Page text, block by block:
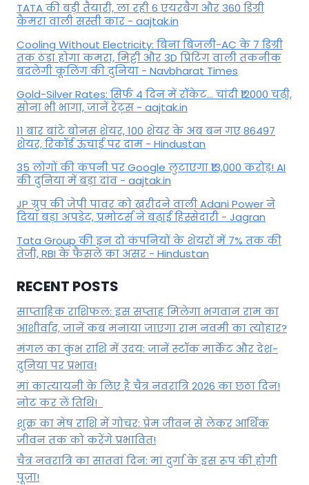
TATA की बड़ी तैयारी, ला रही 6 एयरबैग और 360 डिग्री
कैमरा वाली सस्ती कार - aajtak.in
Cooling Without Electricity: बिना बिजली-AC के 7 डिग्री
तक ठंडा होगा कमरा, मिट्टी और 3D प्रिंटिंग वाली तकनीक
बदलेगी कूलिंग की दुनिया - Navbharat Times
Gold-Silver Rates: सिर्फ 4 दिन में रॉकेट... चांदी ₹12000 चढ़ी,
सोना भी भागा, जानें रेट्स - aajtak.in
11 बार बांटे बोनस शेयर, 100 शेयर के अब बन गए 86497
शेयर, रिकॉर्ड ऊंचाई पर दाम - Hindustan
35 लोगों की कंपनी पर Google लुटाएगा ₹13,000 करोड़! AI
की दुनिया में बड़ा दांव - aajtak.in
JP ग्रुप की जेपी पावर को खरीदने वाली Adani Power ने
दिया बड़ा अपडेट, प्रमोटर्स ने बढ़ाई हिस्सेदारी - Jagran
Tata Group की इन दो कंपनियों के शेयरों में 7% तक की
तेजी, RBI के फैसले का असर - Hindustan
RECENT POSTS
साप्ताहिक राशिफल: इस सप्ताह मिलेगा भगवान राम का
आशीर्वाद, जानें कब मनाया जाएगा राम नवमी का त्योहार?
मंगल का कुंभ राशि में उदय: जानें स्‍टॉक मार्केट और देश-
दुनिया पर प्रभाव!
मां कात्‍यायनी के लिए है चैत्र नवरात्रि 2026 का छठा दिन!
नोट कर लें तिथि!
शुक्र का मेष राशि में गोचर: प्रेम जीवन से लेकर आर्थिक
जीवन तक को करेंगे प्रभावित!
चैत्र नवरात्रि का सातवां दिन: मां दुर्गा के इस रूप की होगी
पूजा!